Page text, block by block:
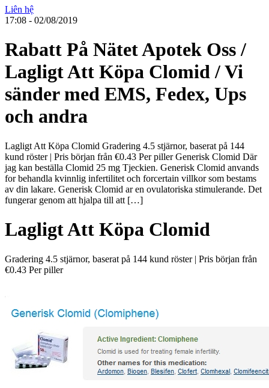
Liên hệ
17:08 - 02/08/2019
Rabatt På Nätet Apotek Oss /
Lagligt Att Köpa Clomid / Vi
sänder med EMS, Fedex, Ups
och andra
Lagligt Att Köpa Clomid Gradering 4.5 stjärnor, baserat på 144
kund röster | Pris början från €0.43 Per piller Generisk Clomid Där
jag kan beställa Clomid 25 mg Tjeckien. Generisk Clomid anvands
for behandla kvinnlig infertilitet och forcertain villkor som bestams
av din lakare. Generisk Clomid ar en ovulatoriska stimulerande. Det
fungerar genom att hjalpa till att […]
Lagligt Att Köpa Clomid
Gradering 4.5 stjärnor, baserat på 144 kund röster| Pris början från
€0.43 Per piller